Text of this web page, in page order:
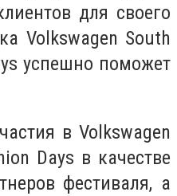
для своего
Volkswagen South
успешно поможет
в Volkswagen
Days в качестве
фестиваля, а